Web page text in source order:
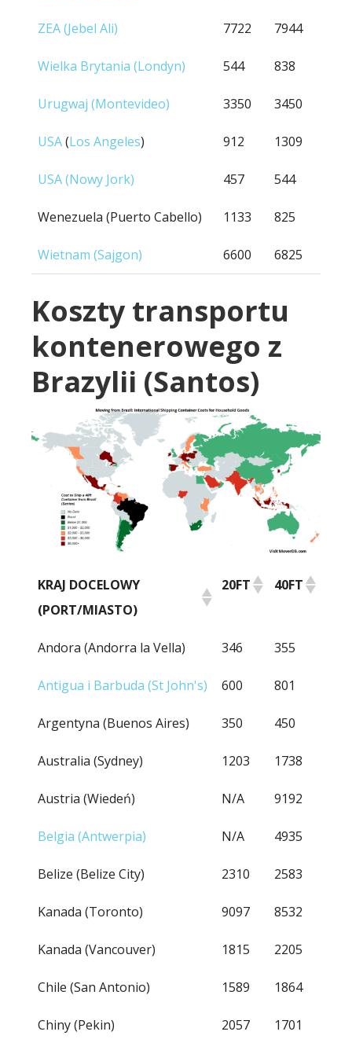
ZEA (Jebel Ali) 7722 7944
Wielka Brytania (Londyn) 544 838
Urugwaj (Montevideo) 3350 3450
USA(Los Angeles) 912 1309
USA (Nowy Jork) 457 544
Wenezuela (Puerto Cabello) 1133 825
Wietnam (Sajgon) 6600 6825
Koszty transportu
kontenerowego z
Brazylii (Santos)
KRAJ DOCELOWY
(PORT/MIASTO)
20FT 40FT
KRAJ DOCELOWY
20FT 40FT
Andora (Andorra la Vella) 346 355
Antigua i Barbuda (St John's) 600 801
Argentyna (Buenos Aires) 350 450
Australia (Sydney) 1203 1738
Austria (Wiedeń) N/A 9192
Belgia (Antwerpia) N/A 4935
Belize (Belize City) 2310 2583
Kanada (Toronto) 9097 8532
Kanada (Vancouver) 1815 2205
Chile (San Antonio) 1589 1864
Chiny (Pekin) 2057 1701